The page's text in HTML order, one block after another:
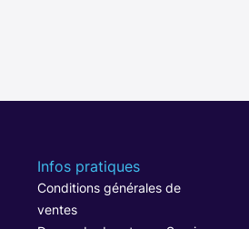
Infos pratiques
Conditions générales de
ventes